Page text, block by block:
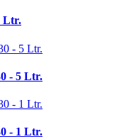
Ltr.
- 5 Ltr.
- 1 Ltr.